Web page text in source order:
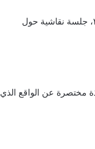
نظم المسار الحقوقي والإنساني في تيار التوافق التوافق الوطني أمس الجمعة ٢٩ أكتوبر ٢٠٢١، جلسة نقاشية حول
مختصرة عن الواقع الذي